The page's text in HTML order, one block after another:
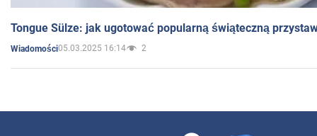
Tongue Sülze: jak ugotować popularną świąteczną
Wiadomości05.03.2025 16:14 2